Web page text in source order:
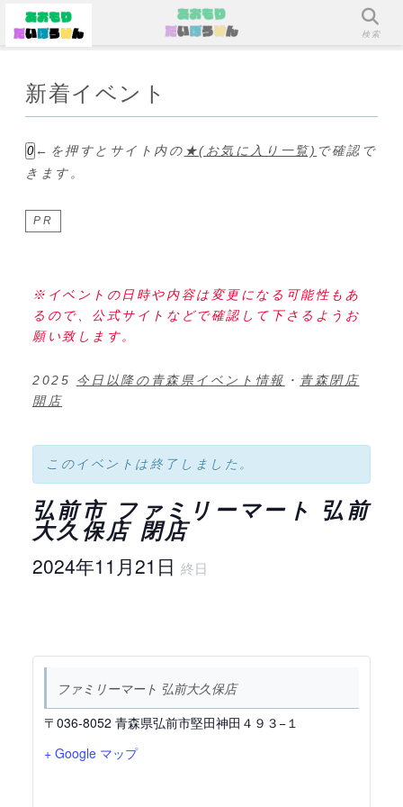
新着イベント
0 ←を押すとサイト内の ★(お気に入り一覧) で確認で
きます。
PR
※イベントの日時や内容は変更になる可能性もあ
るので、公式サイトなどで確認して下さるようお
願い致します。
2025 今日以降の青森県イベント情報 ・ 青森閉店
開店
このイベントは終了しました。
弘前市 ファミリーマート 弘前
大久保店 閉店
2024年11月21日 終日
ファミリーマート 弘前大久保店
〒036-8052 青森県弘前市堅田神田４９３−１
+ Google マップ
メニュー 検索